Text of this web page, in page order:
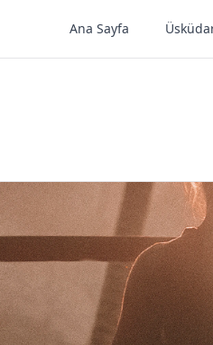
Ana Sayfa